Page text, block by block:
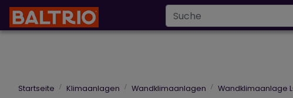
info@baltrio.de
Startseite Klimaanlagen Wandklimaanlagen Wandklimaanlage